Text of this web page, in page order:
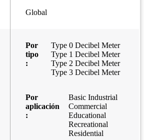
Global
Por
tipo
:
Type 0 Decibel Meter
Type 1 Decibel Meter
Type 2 Decibel Meter
Type 3 Decibel Meter
Por
aplicación
:
Basic Industrial
Commercial
Educational
Recreational
Residential